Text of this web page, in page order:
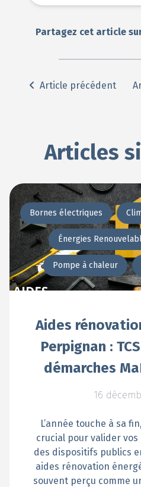
Partagez cet article
Article précédent
Articles
Bornes électriques
Énergies
Pompe à chaleur
Aides
Perpignan :
démarches
16
L’année touche à sa
crucial pour valider
des dispositifs publics
aides rénovation
souvent perçu comme